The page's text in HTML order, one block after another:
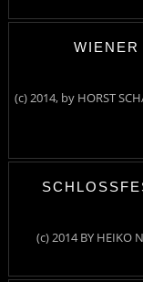
(c) 2014, by HORST
(c) 2014 BY HEIKO